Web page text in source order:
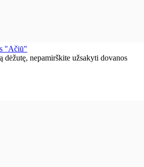
"Ačiū"
nepamirškite užsakyti dovanos